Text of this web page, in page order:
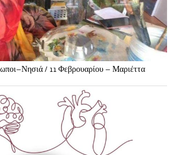
/ 11 Φεβρουαρίου – Μαριέττα